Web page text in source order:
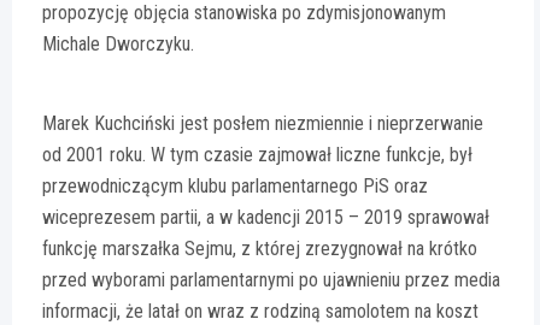
propozycję objęcia stanowiska po zdymisjonowanym
Michale Dworczyku.
Marek Kuchciński jest posłem niezmiennie i nieprzerwanie
od 2001 roku. W tym czasie zajmował liczne funkcje, był
przewodniczącym klubu parlamentarnego PiS oraz
wiceprezesem partii, a w kadencji 2015 – 2019 sprawował
funkcję marszałka Sejmu, z której zrezygnował na krótko
przed wyborami parlamentarnymi po ujawnieniu przez media
informacji, że latał on wraz z rodziną samolotem na koszt